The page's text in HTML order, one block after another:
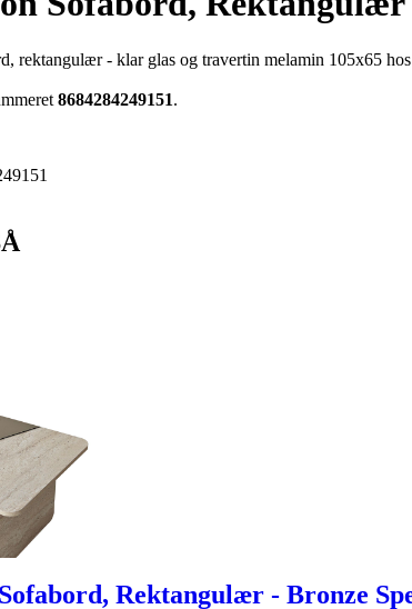
rektangulær - klar glas og travertin melamin 105x65
8684284249151.
Rektangulær - Bronze